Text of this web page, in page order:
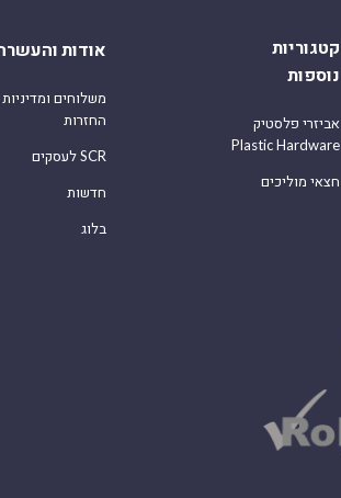
קטגוריות
נוספות
אביזרי פלסטיק
Plastic Hardware
חצאי מוליכים
אודות
משלוחים ומדיניות
החזרות
לעסקים SCR
חדשות
בלוג